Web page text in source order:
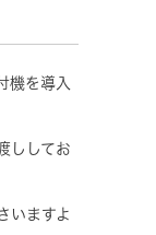
機を導入
ししてお
いますよ